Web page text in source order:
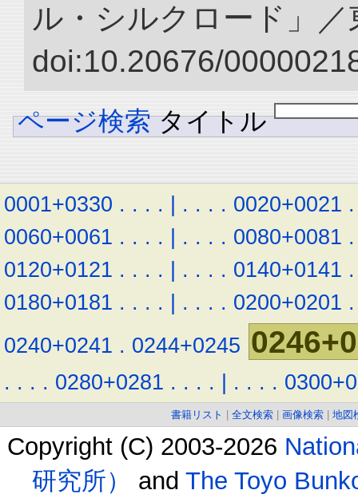
ル・シルクロード」／
doi:10.20676/
ページ検索 タイトル
0001+0330 . . . . | . . . . 0020+0021 .
0060+0061 . . . . | . . . . 0080+0081 .
0120+0121 . . . . | . . . . 0140+0141 .
0180+0181 . . . . | . . . . 0200+0201 .
0240+0241 . 0244+0245
. . . . 0280+0281 . . . . | . . . .
書籍リスト 全文検索 画像検索 地図
Copyright (C) 2003-2026
研究所）
and The Toyo